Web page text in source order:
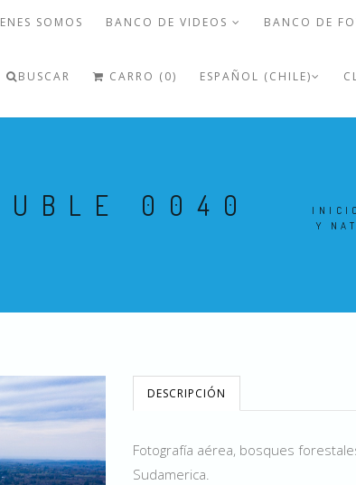
SOMOS BANCO DE VIDEOS BANCO DE
BUSCAR CARRO (0) ESPAÑOL (CHILE)
0040 INICIO
Y
DESCRIPCIÓN
Fotografía aérea, bosques
Sudamerica.